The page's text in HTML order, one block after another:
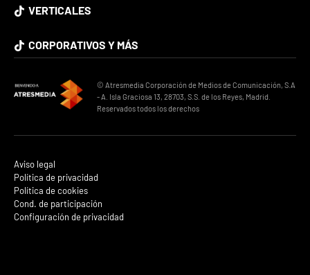
VERTICALES
CORPORATIVOS Y MÁS
© Atresmedia Corporación de Medios de Comunicación, S.A
- A. Isla Graciosa 13, 28703, S.S. de los Reyes, Madrid.
Reservados todos los derechos
Aviso legal
Política de privacidad
Política de cookies
Cond. de participación
Configuración de privacidad